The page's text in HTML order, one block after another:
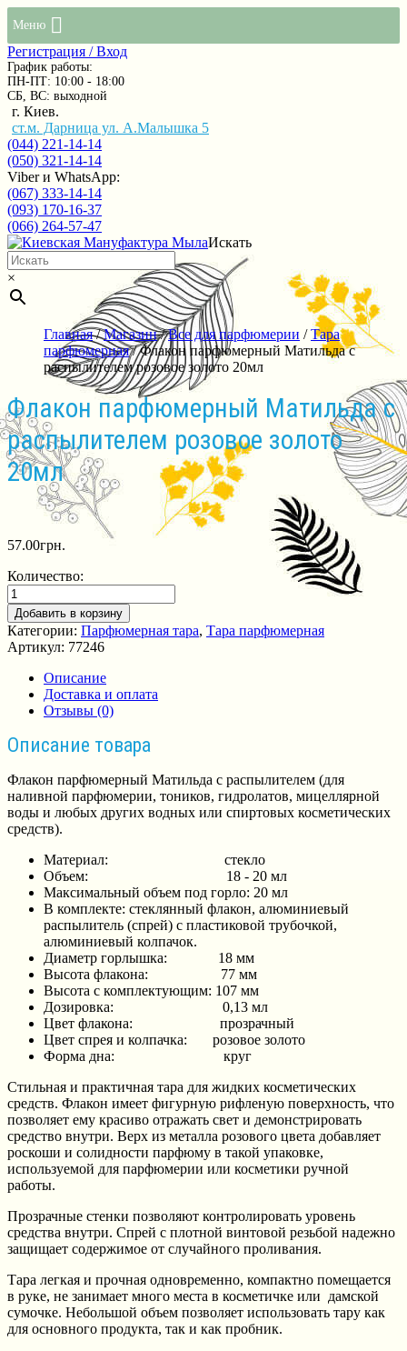
Меню
Регистрация / Вход
График работы:
ПН-ПТ: 10:00 - 18:00
СБ, ВС: выходной
г. Киев.
ст.м. Дарница ул. А.Малышка 5
(044) 221-14-14
(050) 321-14-14
Viber и WhatsApp:
(067) 333-14-14
(093) 170-16-37
(066) 264-57-47
Искать
×
Главная/Магазин/Все для парфюмерии /Тара
парфюмерная/ Флакон парфюмерный Матильда с
распылителем розовое золото 20мл
Флакон парфюмерный Матильда с
распылителем розовое золото
20мл
57.00грн.
Количество:
Добавить в корзину
Категории: Парфюмерная тара, Тара парфюмерная
Артикул: 77246
Описание
Доставка и оплата
Отзывы (0)
Описание товара
Флакон парфюмерный Матильда с распылителем (для
наливной парфюмерии, тоников, гидролатов, мицеллярной
воды и любых других водных или спиртовых косметических
средств).
Материал: стекло
Объем: 18 - 20 мл
Максимальный объем под горло: 20 мл
В комплекте: стеклянный флакон, алюминиевый
распылитель (спрей) с пластиковой трубочкой,
алюминиевый колпачок.
Диаметр горлышка: 18 мм
Высота флакона: 77 мм
Высота с комплектующим: 107 мм
Дозировка: 0,13 мл
Цвет флакона: прозрачный
Цвет спрея и колпачка: розовое золото
Форма дна: круг
Стильная и практичная тара для жидких косметических
средств. Флакон имеет фигурную рифленую поверхность, что
позволяет ему красиво отражать свет и демонстрировать
средство внутри. Верх из металла розового цвета добавляет
роскоши и солидности парфюму в такой упаковке,
используемой для парфюмерии или косметики ручной
работы.
Прозрачные стенки позволяют контролировать уровень
средства внутри. Спрей с плотной винтовой резьбой надежно
защищает содержимое от случайного проливания.
Тара легкая и прочная одновременно, компактно помещается
в руке, не занимает много места в косметичке или дамской
сумочке. Небольшой объем позволяет использовать тару как
для основного продукта, так и как пробник.